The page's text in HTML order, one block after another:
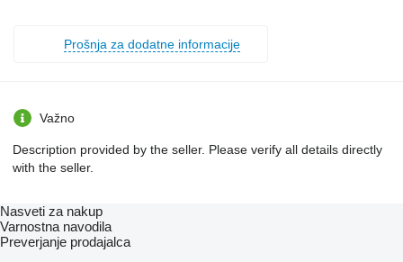
Prošnja za dodatne informacije
Važno
Description provided by the seller. Please verify all details directly
with the seller.
Nasveti za nakup
Varnostna navodila
Preverjanje prodajalca